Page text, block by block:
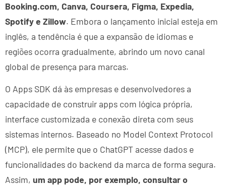
Booking.com, Canva, Coursera, Figma, Expedia,
Spotify e Zillow. Embora o lançamento inicial esteja em
inglês, a tendência é que a expansão de idiomas e
regiões ocorra gradualmente, abrindo um novo canal
global de presença para marcas.
O Apps SDK dá às empresas e desenvolvedores a
capacidade de construir apps com lógica própria,
interface customizada e conexão direta com seus
sistemas internos. Baseado no Model Context Protocol
(MCP), ele permite que o ChatGPT acesse dados e
funcionalidades do backend da marca de forma segura.
Assim, um app pode, por exemplo, consultar o